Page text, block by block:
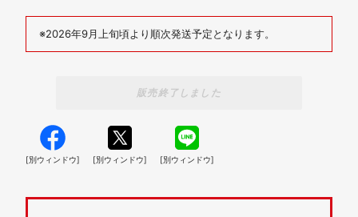
※2026年9月上旬頃より順次発送予定となります。
販売終了しました
[別ウィンドウ] [別ウィンドウ] [別ウィンドウ]